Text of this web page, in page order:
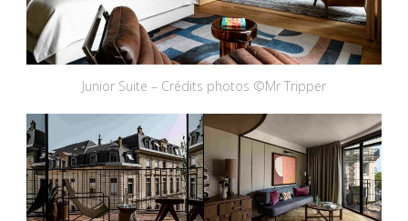
Junior Suite – Crédits photos ©Mr Tripper